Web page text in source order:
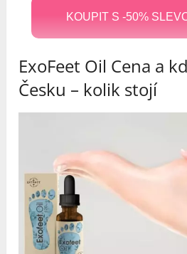
KOUPIT S -50%
ExoFeet Oil Cena a
Česku – kolik stojí